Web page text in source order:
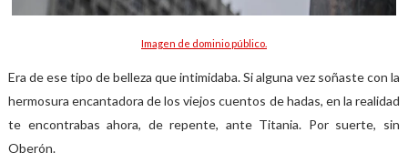
Imagen de dominio público.
Era de ese tipo de belleza que intimidaba. Si alguna vez soñaste con la
hermosura encantadora de los viejos cuentos de hadas, en la realidad
te encontrabas ahora, de repente, ante Titania. Por suerte, sin
Oberón.